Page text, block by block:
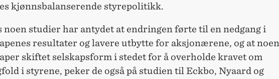
kjønnsbalanserende styrepolitikk.
noen studier har antydet at endringen førte til en nedgang i
resultater og lavere utbytte for aksjonærene, og at noen
skiftet selskapsform i stedet for å overholde kravet om
i styrene, peker de også på studien til Eckbo, Nyaard og